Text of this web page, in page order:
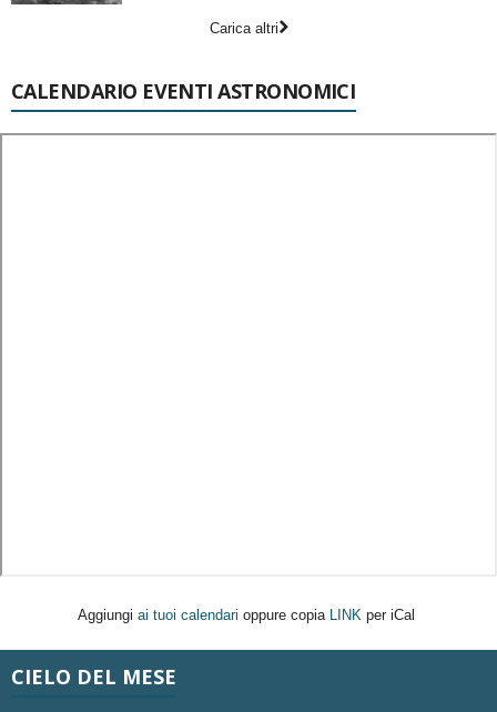
Carica altri
CALENDARIO EVENTI ASTRONOMICI
Aggiungi ai tuoi calendari oppure copia LINK per iCal
CIELO DEL MESE